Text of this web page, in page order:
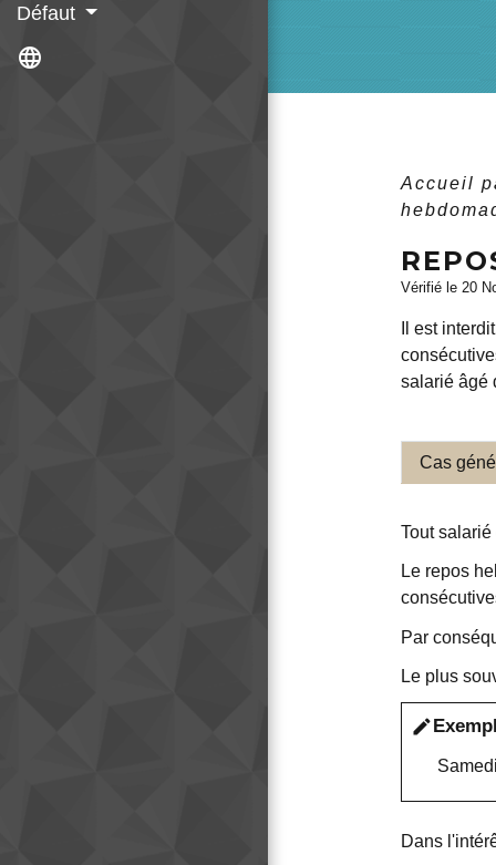
Défaut
language
Accueil
Vérifié le 20
Il est
salarié âgé
Cas
Tout
Le repos
Par
Le plus
edit
Dans